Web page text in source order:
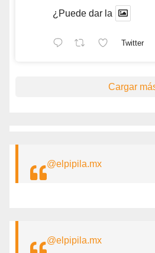
¿Puede dar la
Twitter
Cargar
@elpipila.mx
@elpipila.mx